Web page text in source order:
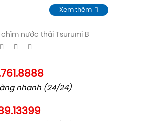
Xem thêm
chìm nước thải Tsurumi B
nhanh (24/24)